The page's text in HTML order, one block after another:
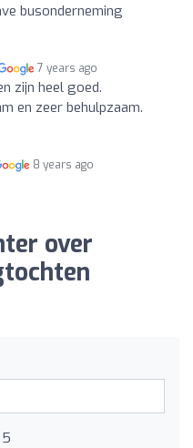
busonderneming
7 years ago
zijn heel goed.
en zeer behulpzaam.
8 years ago
over